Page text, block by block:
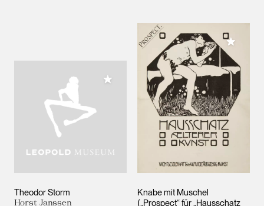
Theodor Storm
Horst Janssen
Meiner Sammlung hinzufügen
Knabe mit Muschel
(„Prospect“ für „Hausschatz
Meiner